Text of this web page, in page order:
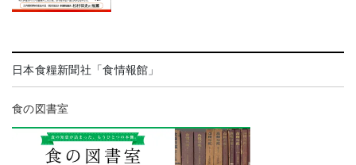
日本食糧新聞社「食情報館」
食の図書室